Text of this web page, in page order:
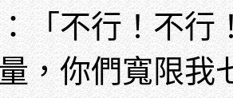
「不行！不行
，你們寬限我